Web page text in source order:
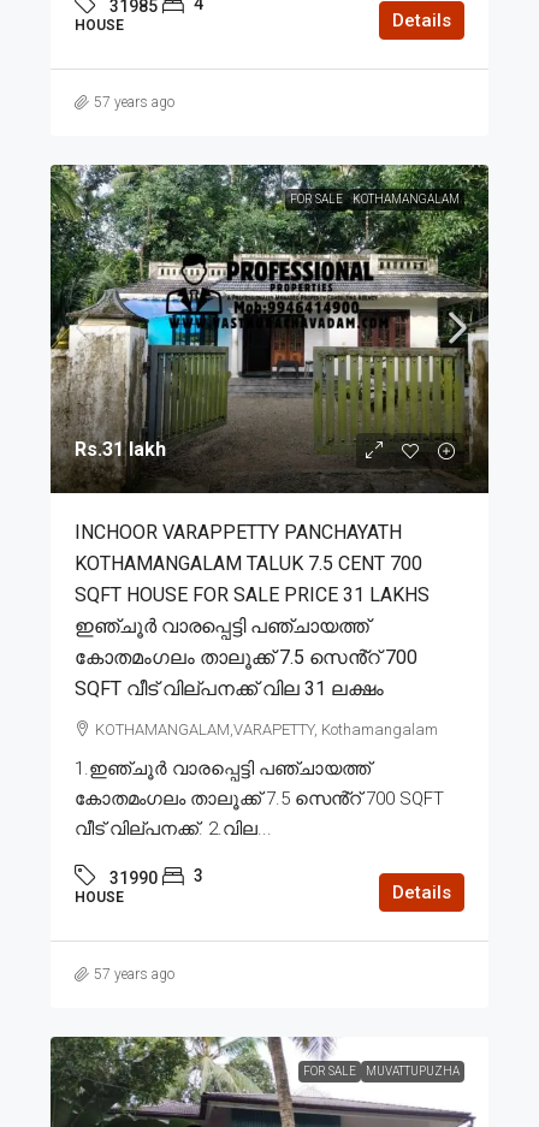
31985
HOUSE Details
57 years ago
FOR SALE KOTHAMANGALAM
Rs.31 lakh
INCHOOR VARAPPETTY PANCHAYATH
KOTHAMANGALAM TALUK 7.5 CENT 700
SQFT HOUSE FOR SALE PRICE 31 LAKHS
ഇഞ്ചൂർ വാരപ്പെട്ടി പഞ്ചായത്ത്
കോതമംഗലം താലൂക്ക് 7.5 സെൻ്റ് 700
SQFT വീട് വില്പനക്ക് വില 31 ലക്ഷം
KOTHAMANGALAM,VARAPETTY, Kothamangalam
1.ഇഞ്ചൂർ വാരപ്പെട്ടി പഞ്ചായത്ത്
കോതമംഗലം താലൂക്ക് 7.5 സെൻ്റ് 700 SQFT
വീട് വില്പനക്ക്. 2.വില...
31990 3
HOUSE Details
57 years ago
FOR SALE MUVATTUPUZHA